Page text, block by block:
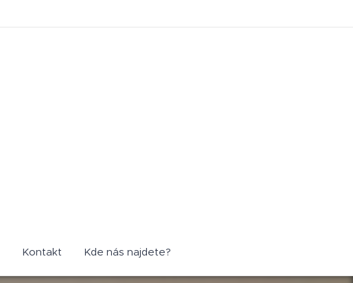
Kontakt Kde nás najdete?